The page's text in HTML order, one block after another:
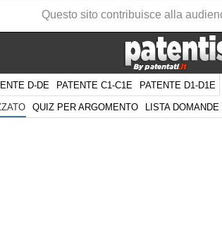
D-DE PATENTE C1-C1E PATENTE D1-D1E
QUIZ PER ARGOMENTO LISTA DOMANDE
Questo sito contribuisce alla